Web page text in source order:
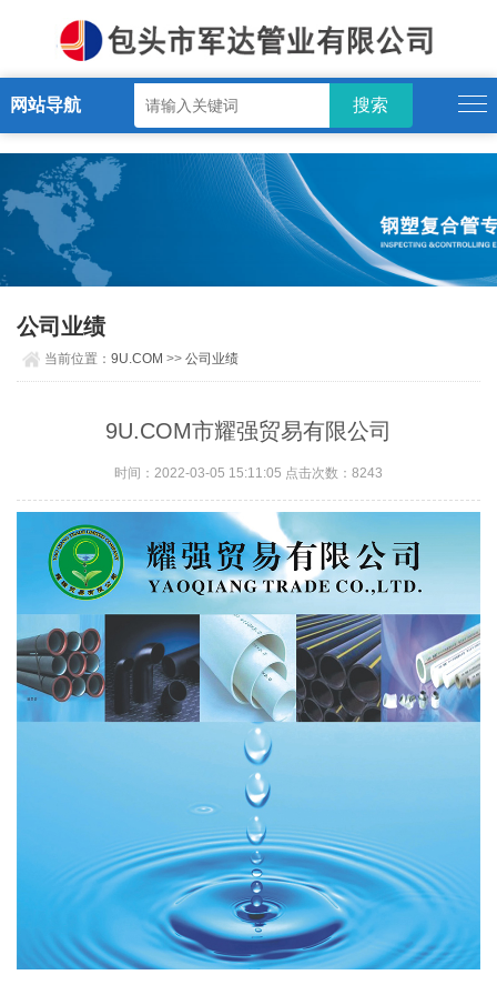
9U.COM
网站导航
公司业绩
当前位置：9U.COM >>公司业绩
9U.COM市耀强贸易有限公司
时间：2022-03-05 15:11:05 点击次数：8243